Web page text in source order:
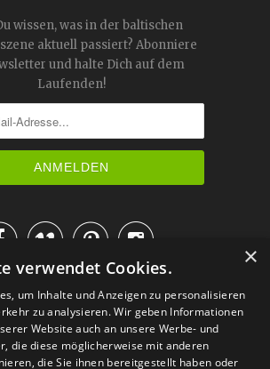
wissen, was in der baltischen
aktuell passiert? Abonniere
und halte Dich auf dem
Laufenden!

BLÄTTERN
×
verwendet Cookies.
um Inhalte und Anzeigen zu personalisieren
zu analysieren. Wir geben Informationen
Website auch an unsere Werbe- und
die diese möglicherweise mit anderen
die Sie ihnen bereitgestellt haben oder